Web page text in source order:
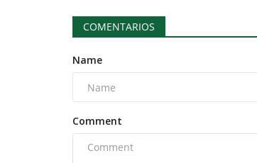
COMENTARIOS
Name
Comment